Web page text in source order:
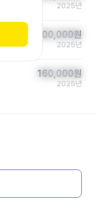
2025년
200,000원
200,000원
2025년
160,000원
160,000원
2025년